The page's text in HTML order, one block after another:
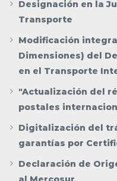
Designación en la
Transporte
Modificación
Dimensiones) del
en el Transporte
"Actualización del
postales
Digitalización del
garantías por
Declaración de